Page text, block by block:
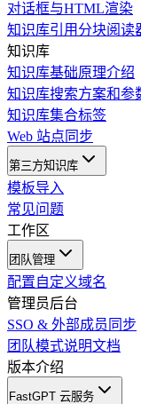
对话框与HTML渲染
知识库引用分块阅读
知识库
知识库基础原理介绍
知识库搜索方案和参
知识库集合标签
Web 站点同步
第三方知识库
模板导入
常见问题
工作区
团队管理
配置自定义域名
管理员后台
SSO & 外部成员同步
团队模式说明文档
版本介绍
FastGPT 云服务